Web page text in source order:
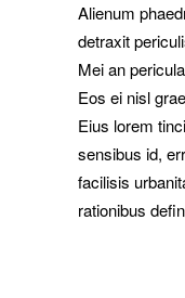
Alienum
detraxit
Mei an
Eos ei nisl
Eius lorem
sensibus id,
facilisis
rationibus